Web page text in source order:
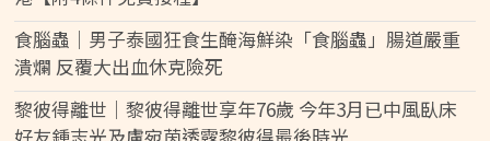
食腦蟲｜男子泰國狂食生醃海鮮染「食腦蟲」腸道嚴重
潰爛 反覆大出血休克險死
黎彼得離世｜黎彼得離世享年76歲 今年3月已中風臥床